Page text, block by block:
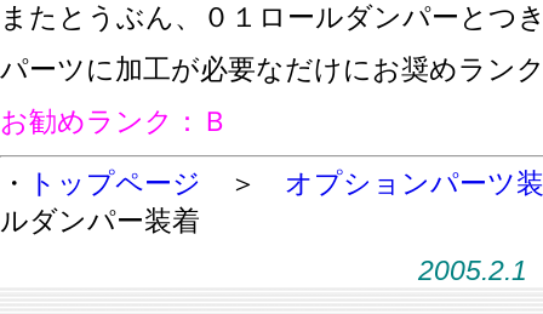
またとうぶん、０１ロールダンパーとつ
パーツに加工が必要なだけにお奨めラン
お勧めランク：Ｂ
・
トップページ ＞ オプションパーツ
ルダンパー装着
2005.2.1